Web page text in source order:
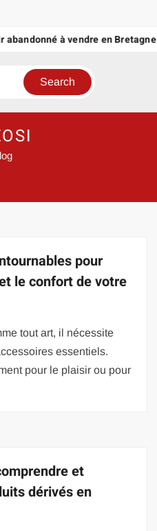
à vendre en Bretagne
pour
le confort de votre
tout art, il nécessite
essentiels.
pour le plaisir ou pour
et
dérivés en